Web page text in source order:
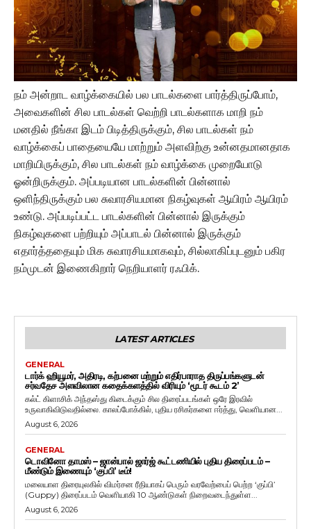
நம் அன்றாட வாழ்க்கையில் பல பாடல்களை பார்த்திருப்போம்,
அவைகளின் சில பாடல்கள் வெற்றி பாடல்களாக மாறி நம்
மனதில் நீங்கா இடம் பிடித்திருக்கும், சில பாடல்கள் நம்
வாழ்க்கைப் பாதையையே மாற்றும் அளவிற்கு உன்னதமானதாக
மாறியிருக்கும், சில பாடல்கள் நம் வாழ்க்கை முறையோடு
ஓன்றிருக்கும். அப்படியான பாடல்களின் பின்னால்
ஒளிந்திருக்கும் பல சுவாரசியமான நிகழ்வுகள் ஆயிரம் ஆயிரம்
உண்டு. அப்படிப்பட்ட பாடல்களின் பின்னால் இருக்கும்
நிகழ்வுகளை பற்றியும் அப்பாடல் பின்னால் இருக்கும்
எதார்த்ததையும் மிக சுவாரசியமாகவும், சில்லாகிப்புடனும் பகிர
நம்முடன் இணைகிறார் நெறியாளர் ரஃபிக்.
LATEST ARTICLES
GENERAL
டார்க் ஹியூமர், அதிரடி, கற்பனை மற்றும் எதிர்பாராத திருப்பங்களுடன்
சர்வதேச அளவிலான கதைக்களத்தில் விரியும் ‘மூடர் கூடம் 2’
கல்ட் கிளாசிக் அந்தஸ்து கிடைக்கும் சில திரைப்படங்கள் ஒரே இரவில்
உருவாகிவிடுவதில்லை. காலப்போக்கில், புதிய ரசிகர்களை ஈர்த்து, வெளியான...
August 6, 2026
GENERAL
டொவினோ தாமஸ் – ஜான்பால் ஜார்ஜ் கூட்டணியில் புதிய திரைப்படம் –
மீண்டும் இணையும் ‘குப்பி’ டீம்!
மலையாள திரையுலகில் விமர்சன ரீதியாகப் பெரும் வரவேற்பைப் பெற்ற ‘குப்பி’
(Guppy) திரைப்படம் வெளியாகி 10 ஆண்டுகள் நிறைவடைந்துள்ள...
August 6, 2026